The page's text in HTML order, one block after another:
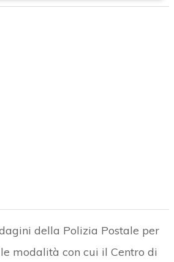
della Polizia Postale per
modalità con cui il Centro di